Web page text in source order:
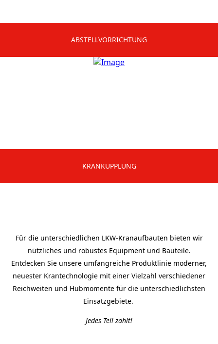
ABSTELLVORRICHTUNG
KRANKUPPLUNG
Für die unterschiedlichen LKW-Kranaufbauten bieten wir
nützliches und robustes Equipment und Bauteile.
Entdecken Sie unsere umfangreiche Produktlinie moderner,
neuester Krantechnologie mit einer Vielzahl verschiedener
Reichweiten und Hubmomente für die unterschiedlichsten
Einsatzgebiete.
Jedes Teil zählt!